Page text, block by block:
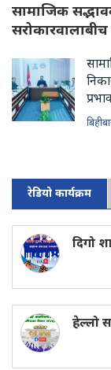
सामाजिक
रेडियो कार्यक्रम
दिगो
हेल्लो